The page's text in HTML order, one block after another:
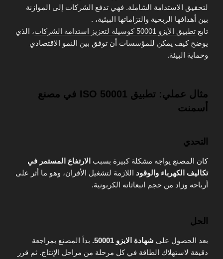
لتحقيق الاستدامة الشاملة. فهي تدفع الشركات إلى الموازنة
بين أهدافها الربحية والتزاماتها البيئية، .
تابع تطبيق الأيزو 50001 كوسيلة لتعزيز استدامة الشركات
، الذي
يوضح كيف يمكن للمؤسسات أن توفق بين النمو الاقتصادي
وحماية البيئة.
مثال عملي: تطبيق ISO 50001 في مصنع
أسمنت
التحدي
كان المصنع يواجه مشكلة كبيرة بسبب الارتفاع المستمر في
تكاليف الكهرباء والوقود اللازمة لتشغيل الأفران، وهو ما أثر على
أرباحه وزاد من حجم انبعاثاته الكربونية.
الحل
بعد الحصول على شهادة الايزو 50001.
بدأ المصنع بمراجعة
دقيقة لاستهلاك الطاقة في كل مرحلة من مراحل الإنتاج. ثم قرر